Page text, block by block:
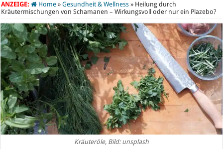
ANZEIGE: Home » Gesundheit & Wellness » Heilung durch
Kräutermischungen von Schamanen – Wirkungsvoll oder nur ein Plazebo?
Kräuteröle, Bild: unsplash